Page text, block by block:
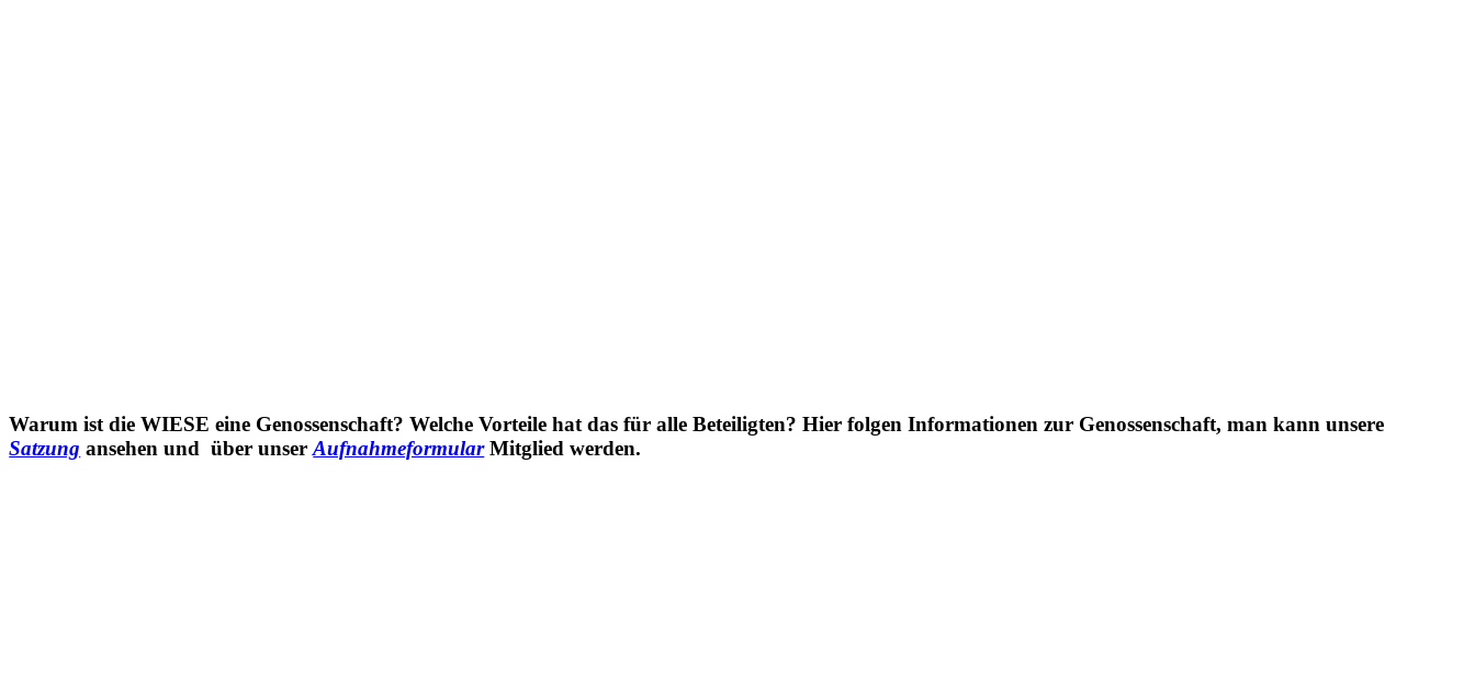
Warum ist die WIESE eine Genossenschaft? Welche Vorteile hat das für alle Beteiligten? Hier folgen Informationen zur Genossenschaft, man kann unsere
Satzung ansehen und über unserAufnahmeformularMitglied werden.